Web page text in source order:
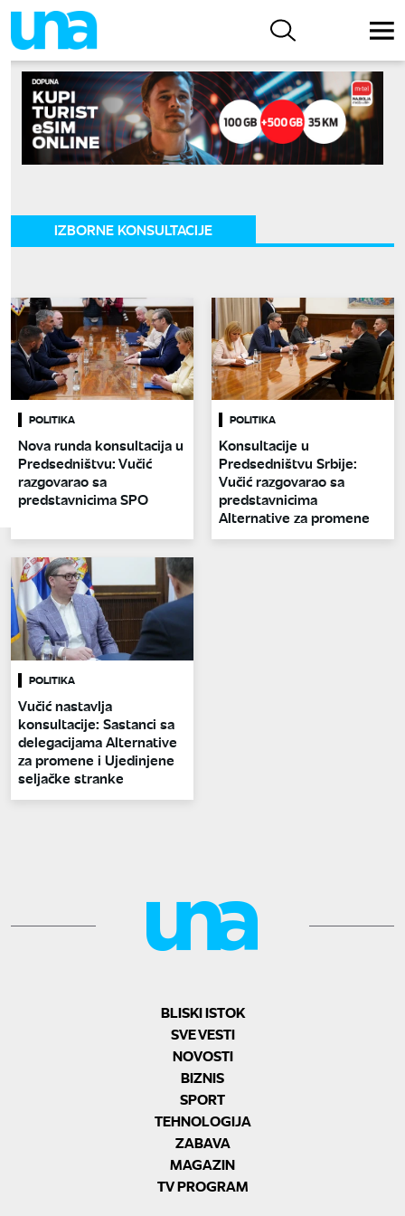
IZBORNE KONSULTACIJE
POLITIKA
Nova runda konsultacija u
Predsedništvu: Vučić
razgovarao sa
predstavnicima SPO
POLITIKA
Konsultacije u
Predsedništvu Srbije:
Vučić razgovarao sa
predstavnicima
Alternative za promene
POLITIKA
Vučić nastavlja
konsultacije: Sastanci sa
delegacijama Alternative
za promene i Ujedinjene
seljačke stranke
BLISKI ISTOK
SVE VESTI
NOVOSTI
BIZNIS
SPORT
TEHNOLOGIJA
ZABAVA
MAGAZIN
TV PROGRAM